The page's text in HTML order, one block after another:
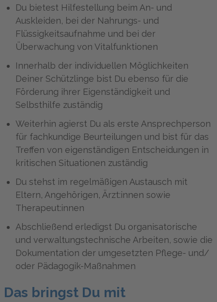
Du bietest Hilfestellung beim An- und
Auskleiden, bei der Nahrungs- und
Flüssigkeitsaufnahme und bei der
Überwachung von Vitalfunktionen
Innerhalb der individuellen Möglichkeiten
Deiner Schützlinge bist Du ebenso für die
Förderung ihrer Eigenständigkeit und
Selbsthilfe zuständig
Weiterhin agierst Du als erste Ansprechperson
für fachkundige Beurteilungen und bist für das
Treffen von eigenständigen Entscheidungen in
kritischen Situationen zuständig
Du stehst im regelmäßigen Austausch mit
Eltern, Angehörigen, Ärzt:innen sowie
Therapeut:innen
Abschließend erledigst Du organisatorische
und verwaltungstechnische Arbeiten, sowie die
Dokumentation der umgesetzten Pflege- und/
oder Pädagogik-Maßnahmen
Das bringst Du mit